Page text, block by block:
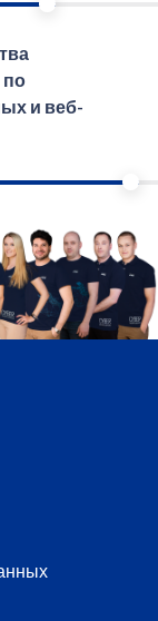
по
и веб-